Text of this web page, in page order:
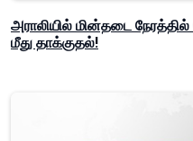
அராலியில் மின்தடை
மீது தாக்குதல்!